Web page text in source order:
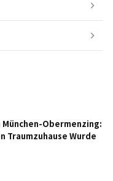
Obermenzing:
Traumzuhause Wurde